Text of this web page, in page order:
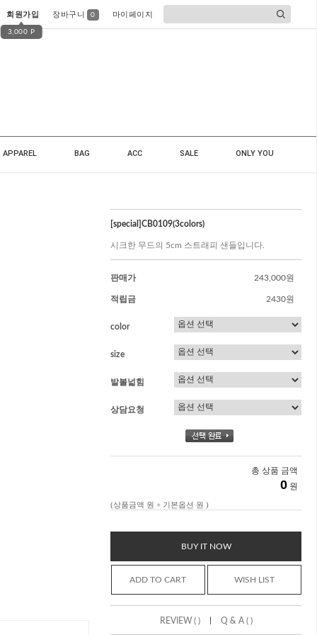
회원가입
3,000 P
장바구니 0 마이페이지
APPAREL BAG ACC SALE ONLY YOU
[special]CB0109(3colors)
시크한 무드의 5cm 스트래피 샌들입니다.
판매가 243,000원
적립금 2430원
color
size
발볼넓힘
상담요청
총 상품 금액
0 원
(상품금액 원 + 기본옵션 원 )
BUY IT NOW
ADD TO CART WISH LIST
REVIEW ( ) Q & A ( )